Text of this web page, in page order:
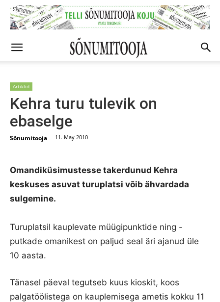
Artiklid
Kehra turu tulevik on
ebaselge
Sõnumitooja - 11. May 2010
Omandiküsimustesse takerdunud Kehra
keskuses asuvat turuplatsi võib ähvardada
sulgemine.
Turuplatsil kauplevate müügipunktide ning -
putkade omanikest on paljud seal äri ajanud üle
10 aasta.
Tänasel päeval tegutseb kuus kioskit, koos
palgatöölistega on kauplemisega ametis kokku 11